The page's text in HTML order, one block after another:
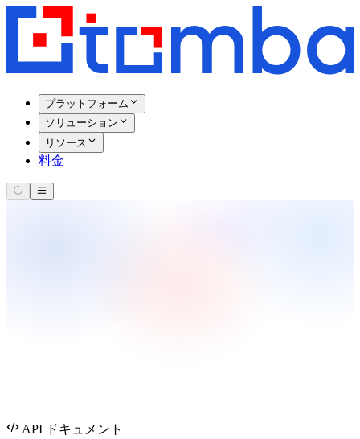
プラットフォーム
ソリューション
リソース
料金
API ドキュメント